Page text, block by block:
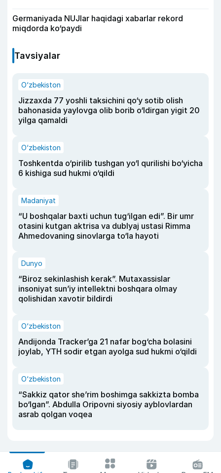
Germaniyada NUJlar haqidagi xabarlar rekord
miqdorda ko‘paydi
Tavsiyalar
O‘zbekiston
Jizzaxda 77 yoshli taksichini qo‘y sotib olish
bahonasida yaylovga olib borib o‘ldirgan yigit 20
yilga qamaldi
O‘zbekiston
Toshkentda o‘pirilib tushgan yo‘l qurilishi bo‘yicha
6 kishiga sud hukmi o‘qildi
Madaniyat
“U boshqalar baxti uchun tug‘ilgan edi”. Bir umr
otasini kutgan aktrisa va dublyaj ustasi Rimma
Ahmedovaning sinovlarga to‘la hayoti
Dunyo
“Biroz sekinlashish kerak”. Mutaxassislar
insoniyat sun’iy intellektni boshqara olmay
qolishidan xavotir bildirdi
O‘zbekiston
Andijonda Tracker’ga 21 nafar bog‘cha bolasini
joylab, YTH sodir etgan ayolga sud hukmi o‘qildi
O‘zbekiston
“Sakkiz qator she’rim boshimga sakkizta bomba
bo‘lgan”. Abdulla Oripovni siyosiy ayblovlardan
asrab qolgan voqea